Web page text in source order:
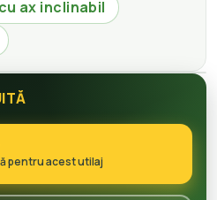
ax inclinabil
pentru acest utilaj